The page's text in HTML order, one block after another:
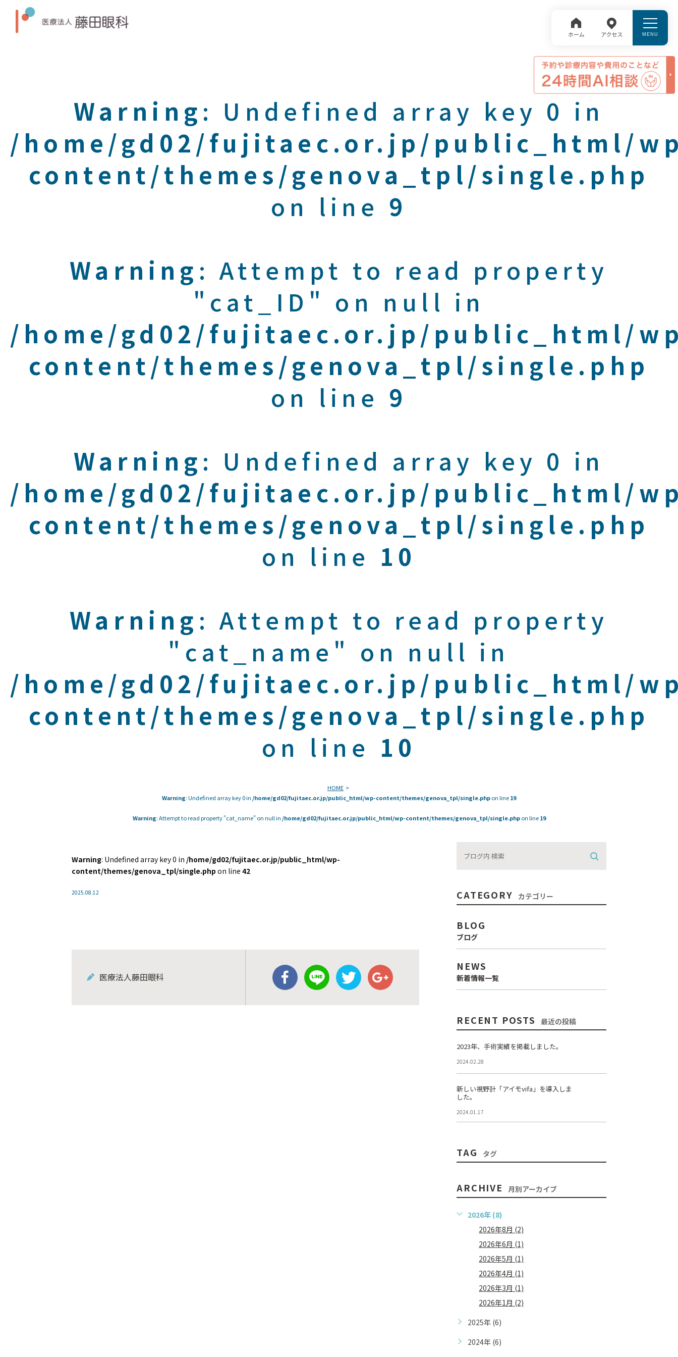
Warning: Undefined array key 0 in
/home/gd02/fujitaec.or.jp/public_html/
content/themes/genova_tpl/single.php
on line 9
Warning : Attempt to read property
"cat_ID" on null in
/home/gd02/fujitaec.or.jp/public_html/
content/themes/genova_tpl/single.php
on line 9
Warning: Undefined array key 0 in
/home/gd02/fujitaec.or.jp/public_html/
content/themes/genova_tpl/single.php
on line 10
Warning : Attempt to read property
"cat_name" on null in
/home/gd02/fujitaec.or.jp/public_html/
content/themes/genova_tpl/single.php
on line 10
HOME
Warning: Undefined array key 0 in /home/gd02/fujitaec.or.jp/public_html/wp-content/themes/genova_tpl/single.phpon line19
Warning: Attempt to read property "cat_name" on null in /home/gd02/fujitaec.or.jp/public_html/wp-content/themes/genova_tpl/single.phpon line19
Warning: Undefined array key 0 in /home/gd02/fujitaec.or.jp/public_html/wp-
content/themes/genova_tpl/single.php on line 42
2025.08.12
医療法人藤田眼科
CATEGORY カテゴリー
BLOG
ブログ
NEWS
新着情報一覧
RECENT POSTS 最近の投稿
2023年、手術実績を掲載しました。
2024.02.28
新しい視野計「アイモvifa」を導入しま
した。
2024.01.17
TAG タグ
ARCHIVE 月別アーカイブ
2026年 (8)
2026年8月 (2)
2026年6月 (1)
2026年5月 (1)
2026年4月 (1)
2026年3月 (1)
2026年1月 (2)
2025年 (6)
2024年 (6)